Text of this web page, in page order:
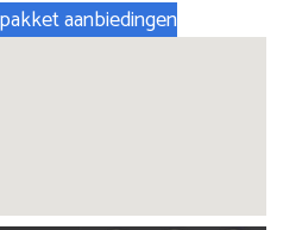
aanbiedingen